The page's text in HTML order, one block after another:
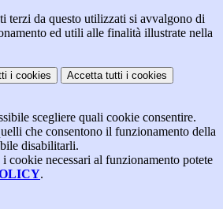
terzi da questo utilizzati si avvalgono di
ed utili alle finalità illustrate nella
i cookies Accetta tutti i cookies
scegliere quali cookie consentire.
che consentono il funzionamento della
disabilitarli.
cookie necessari al funzionamento potete
.